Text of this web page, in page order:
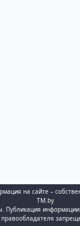
на сайте –
TM.by
Публикация информации
правообладателя